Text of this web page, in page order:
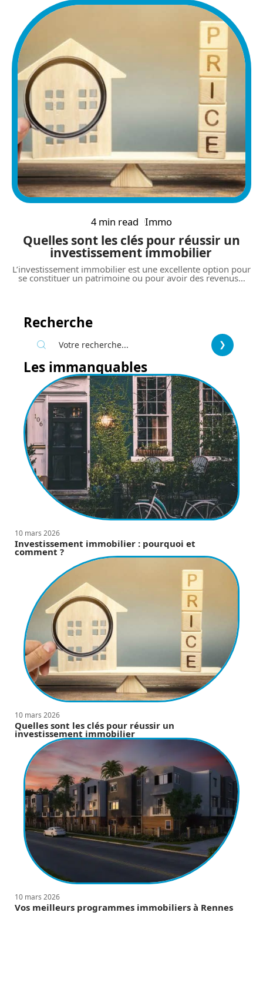
4 min read Immo
Quelles sont les clés pour réussir un
investissement immobilier
L’investissement immobilier est une excellente option pour
se constituer un patrimoine ou pour avoir des revenus…
Recherche
Les immanquables
10 mars 2026
Investissement immobilier : pourquoi et
comment ?
10 mars 2026
Quelles sont les clés pour réussir un
investissement immobilier
10 mars 2026
Vos meilleurs programmes immobiliers à Rennes